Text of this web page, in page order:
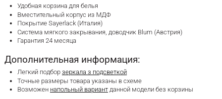
Удобная корзина для белья
Вместительный корпус из МДФ
Покрытие Sayerlack (Италия)
Система мягкого закрывания, доводчик Blum (Австрия)
Гарантия 24 месяца
Дополнительная информация:
Легкий подбор зеркала з подсветкой
Точные размеры товара указаны в схеме
Возможен напольный вариантданной модели без корзины